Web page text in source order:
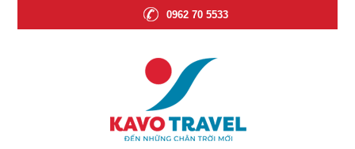
0962 70 5533